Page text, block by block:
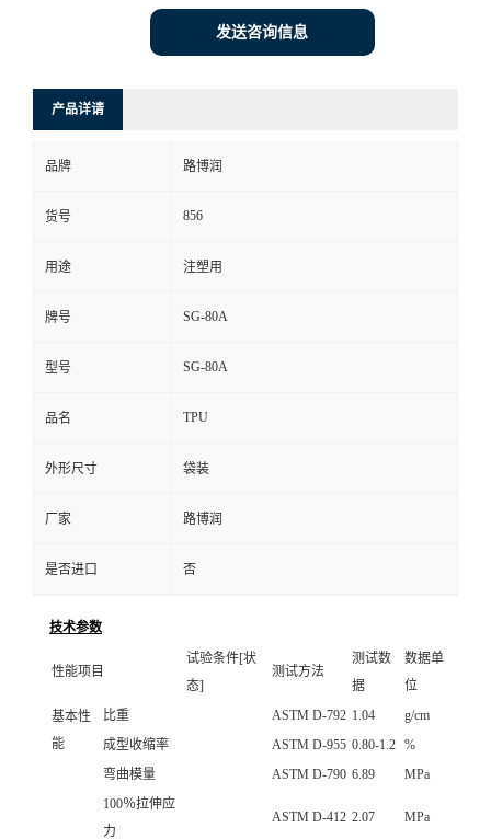
发送咨询信息
产品详请
品牌 路博润
货号 856
用途 注塑用
牌号 SG-80A
型号 SG-80A
品名 TPU
外形尺寸 袋装
厂家 路博润
是否进口 否
技术参数
性能项目
试验条件[状
态]
测试方法
测试数
据
数据单
位
基本性
能
比重 ASTM D-792 1.04
g/cm
成型收缩率
ASTM D-955 0.80-1.2 %
弯曲模量
ASTM D-790 6.89
MPa
100％拉伸应
力
ASTM D-412 2.07 MPa